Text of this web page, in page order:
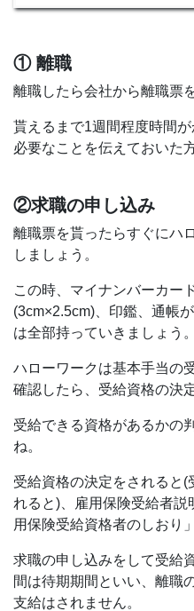
① 離職
離職したら会社から離職票
貰えるまで1週間程度時間
必要なことを伝えておいた
②求職の申し込み
離職票を貰ったらすぐにハ
しましょう。
この時、マイナンバーカー
(3cm×2.5cm)、印鑑、通帳
は全部持っていきましょう。
ハローワークは基本手当の
確認したら、受給資格の決
受給できる資格があるかの
ね。
受給資格の決定をされると(
れると)、雇用保険受給者
用保険受給資格者のしおり
求職の申し込みをして受給
間は待期期間といい、離職
支給はされません。